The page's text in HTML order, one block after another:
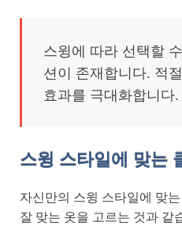
스윙에 따라 선택할
션이 존재합니다. 적
효과를 극대화합니다.
스윙 스타일에 맞는
자신만의 스윙 스타일에 맞
잘 맞는 옷을 고르는 것과 같